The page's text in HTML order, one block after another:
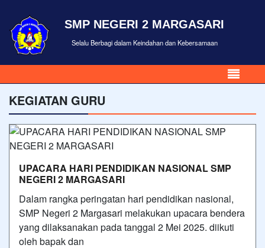
SMP NEGERI 2 MARGASARI
Selalu Berbagi dalam Keindahan dan Kebersamaan
KEGIATAN GURU
UPACARA HARI PENDIDIKAN NASIONAL SMP
NEGERI 2 MARGASARI
Dalam rangka peringatan hari pendidikan nasional,
SMP Negeri 2 Margasari melakukan upacara bendera
yang dilaksanakan pada tanggal 2 Mei 2025. diikuti
oleh bapak dan